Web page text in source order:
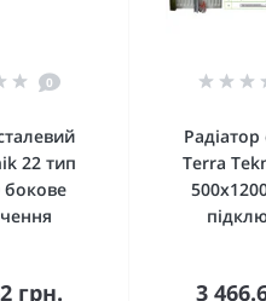
0
22 тип
бокове
грн.
Terra
3